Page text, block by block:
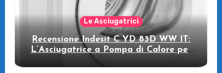
Le Asciugatrici
Recensione Indesit C YD 83D WW IT:
L’Asciugatrice a Pompa di Calore per
il Tuo Benessere